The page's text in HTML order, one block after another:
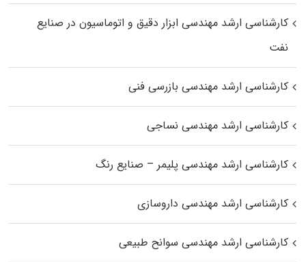
کارشناسی ارشد مهندسی ابزار دقیق و اتوماسیون در صنایع
نفت
کارشناسی ارشد مهندسی بازرسی فنی
کارشناسی ارشد مهندسی نساجی
کارشناسی ارشد مهندسی پلیمر – صنایع رنگ
کارشناسی ارشد مهندسی داروسازی
کارشناسی ارشد مهندسی سوانح طبیعی